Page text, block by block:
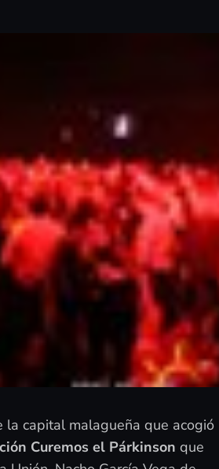
capital malagueña que acogió
Curemos el Párkinson que